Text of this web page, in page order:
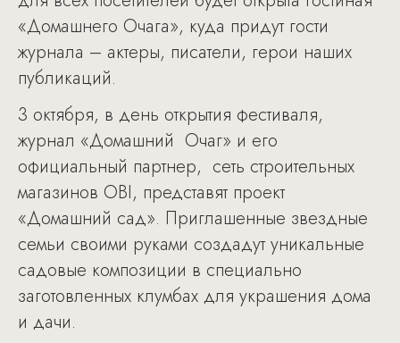
«Домашнего Очага», куда придут гости
журнала – актеры, писатели, герои наших
публикаций.
3 октября, в день открытия фестиваля,
журнал «Домашний Очаг» и его
официальный партнер, сеть строительных
магазинов OBI, представят проект
«Домашний сад». Приглашенные звездные
семьи своими руками создадут уникальные
садовые композиции в специально
заготовленных клумбах для украшения дома
и дачи.